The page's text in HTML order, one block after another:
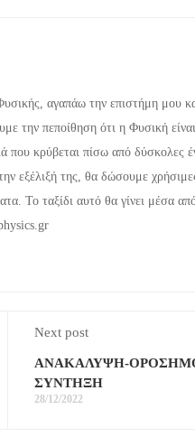
αγαπάω την επιστήμη μου
την πεποίθηση ότι η Φυσική
κρύβεται πίσω από δύσκολες
εξέλιξή της, θα δώσουμε
Το ταξίδι αυτό θα γίνει μέσα
Next post
ΑΝΑΚΑΛΥΨΗ-
ΣΥΝΤΗΞΗ
28/12/2022